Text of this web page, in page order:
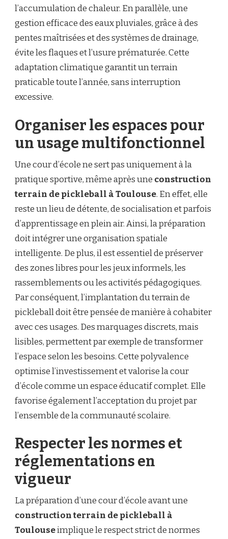
l’accumulation de chaleur. En parallèle, une
gestion efficace des eaux pluviales, grâce à des
pentes maîtrisées et des systèmes de drainage,
évite les flaques et l’usure prématurée. Cette
adaptation climatique garantit un terrain
praticable toute l’année, sans interruption
excessive.
Organiser les espaces pour
un usage multifonctionnel
Une cour d’école ne sert pas uniquement à la
pratique sportive, même après une construction
terrain de pickleball à Toulouse. En effet, elle
reste un lieu de détente, de socialisation et parfois
d’apprentissage en plein air. Ainsi, la préparation
doit intégrer une organisation spatiale
intelligente. De plus, il est essentiel de préserver
des zones libres pour les jeux informels, les
rassemblements ou les activités pédagogiques.
Par conséquent, l’implantation du terrain de
pickleball doit être pensée de manière à cohabiter
avec ces usages. Des marquages discrets, mais
lisibles, permettent par exemple de transformer
l’espace selon les besoins. Cette polyvalence
optimise l’investissement et valorise la cour
d’école comme un espace éducatif complet. Elle
favorise également l’acceptation du projet par
l’ensemble de la communauté scolaire.
Respecter les normes et
réglementations en
vigueur
La préparation d’une cour d’école avant une
construction terrain de pickleball à
Toulouseimplique le respect strict de normes